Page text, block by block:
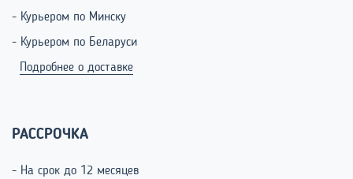
- Курьером по Минску
- Курьером по Беларуси
Подробнее о доставке
РАССРОЧКА
- На срок до 12 месяцев